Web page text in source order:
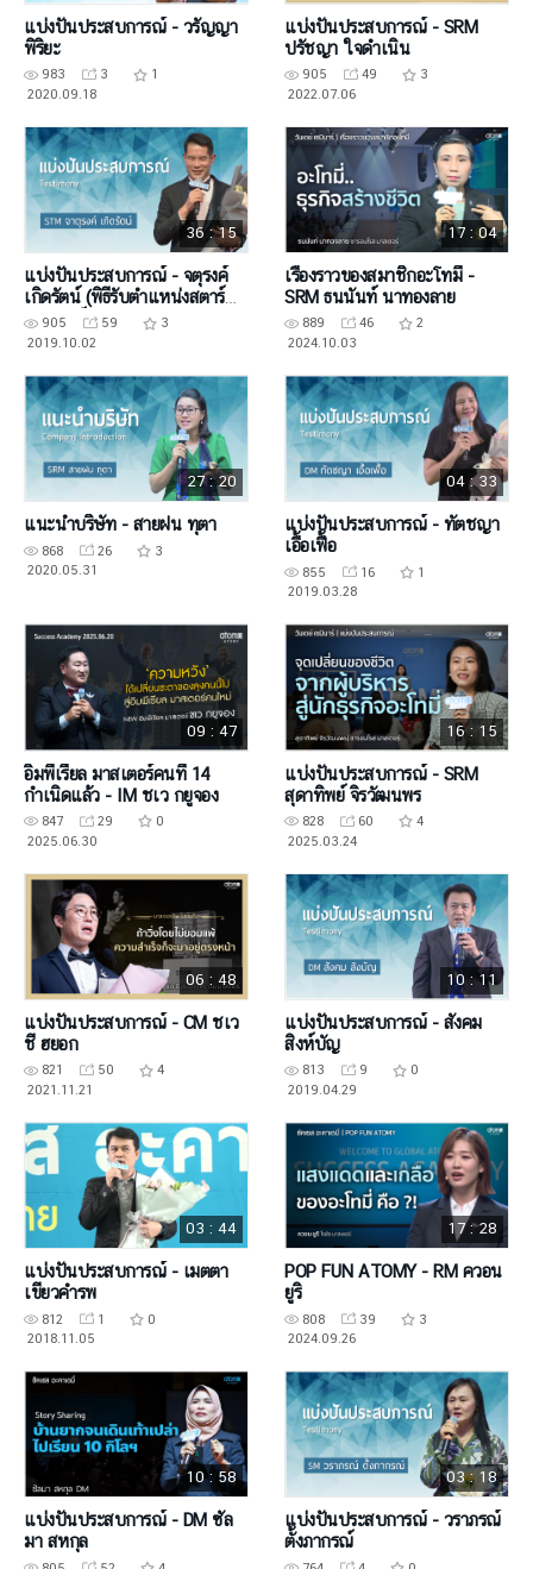
แบ่งปันประสบการณ์ - วรัญญา
พิริยะ
983 3
1
2020.09.18
แบ่งปันประสบการณ์ - SRM
ปรัชญา ใจดำเนิน
905 49
3
2022.07.06
36 : 15
แบ่งปันประสบการณ์ - จตุรงค์
เกิดรัตน์ (พิธีรับตำแหน่งสตาร์
มาสเตอร์)
905 59
3
2019.10.02
17 : 04
เรื่องราวของสมาชิกอะโทมี่ -
SRM ธนนันท์ นาทองลาย
889 46
2
2024.10.03
27 : 20
แนะนำบริษัท - สายฝน ทุตา
868 26
3
2020.05.31
04 : 33
แบ่งปันประสบการณ์ - ทัตชญา
เอื้อเฟื้อ
855 16
1
2019.03.28
09 : 47
อิมพีเรียล มาสเตอร์คนที่ 14
กำเนิดแล้ว - IM ชเว กยูจอง
847 29
0
2025.06.30
16 : 15
แบ่งปันประสบการณ์ - SRM
สุดาทิพย์ จิรวัฒนพร
828 60
4
2025.03.24
06 : 48
แบ่งปันประสบการณ์ - CM ชเว
ชี ฮยอก
821 50
4
2021.11.21
10 : 11
แบ่งปันประสบการณ์ - สังคม
สิงห์บัญ
813 9
0
2019.04.29
03 : 44
แบ่งปันประสบการณ์ - เมตตา
เขียวคำรพ
812 1
0
2018.11.05
17 : 28
POP FUN ATOMY - RM ควอน
ยูริ
808 39
3
2024.09.26
10 : 58
แบ่งปันประสบการณ์ - DM ซัล
มา สหกุล
03 : 18
แบ่งปันประสบการณ์ - วราภรณ์
ตั้งภากรณ์